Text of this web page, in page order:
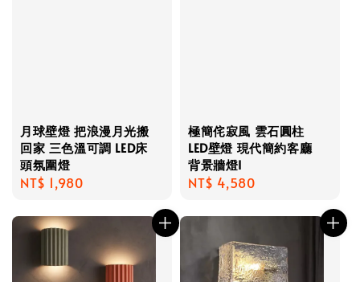
月球壁燈 把浪漫月光搬
回家 三色溫可調 LED床
頭氛圍燈
Regular
NT$ 1,980
極簡侘寂風 雲石圓柱
LED壁燈 現代簡約客廳
背景牆燈I
Regular
NT$ 4,580